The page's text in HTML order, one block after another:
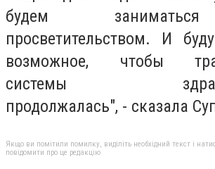
будем
просветительством. И
возможное, чтобы
системы
продолжалась", - сказала
Якщо ви помітили помилку, виділіть необхідний текст і
повідомити про це редакцію